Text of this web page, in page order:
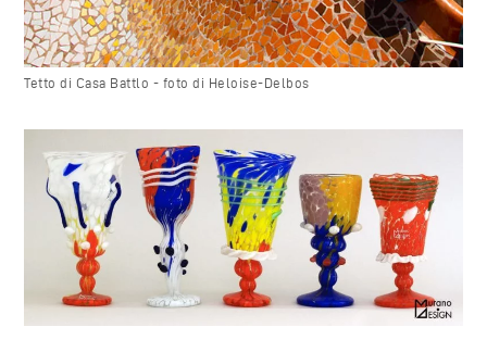
Tetto di Casa Battlo - foto di Heloise-Delbos